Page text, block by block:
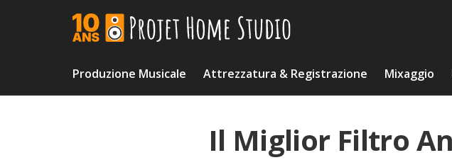
Produzione Musicale Attrezzatura & Registrazione Mixaggio
Il Miglior Filtro